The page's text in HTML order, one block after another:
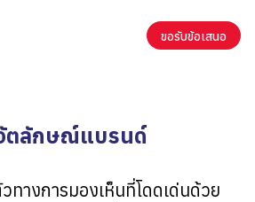
ขอรับข้อเสนอ
ตลักษณ์แบรนด์
ทางการมองเห็นที่โดดเด่นด้วย